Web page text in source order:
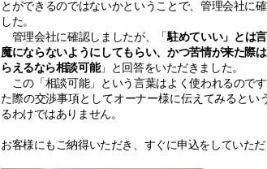
とができるのではないかということで、管理会社に
した。
管理会社に確認しましたが、「駐めていい」とは
魔にならないようにしてもらい、かつ苦情が来た際
らえるなら相談可能」と回答をいただきました。
この「相談可能」という言葉はよく使われるので
た際の交渉事項としてオーナー様に伝えてみるとい
るわけではありません。
お客様にもご納得いただき、すぐに申込をしていただ